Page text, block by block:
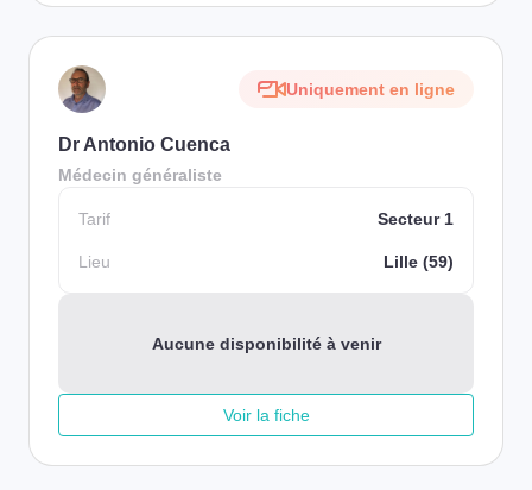
Uniquement en ligne
Dr Antonio Cuenca
Médecin généraliste
Tarif Secteur 1
Lieu Lille (59)
Aucune disponibilité à venir
Voir la fiche